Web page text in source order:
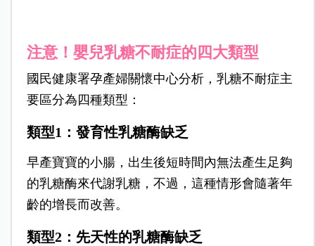
注意！嬰兒乳糖不耐症的四大類型
國民健康署孕產婦關懷中心分析，乳糖不耐症主
要區分為四種類型：
類型1：發育性乳糖酶缺乏
早產寶寶的小腸，出生後短時間內無法產生足夠
的乳糖酶來代謝乳糖，不過，這種情形會隨著年
齡的增長而改善。
類型2：先天性的乳糖酶缺乏